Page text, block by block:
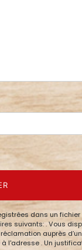
dans un
suivants: . Vous
auprès
l'adresse . Un